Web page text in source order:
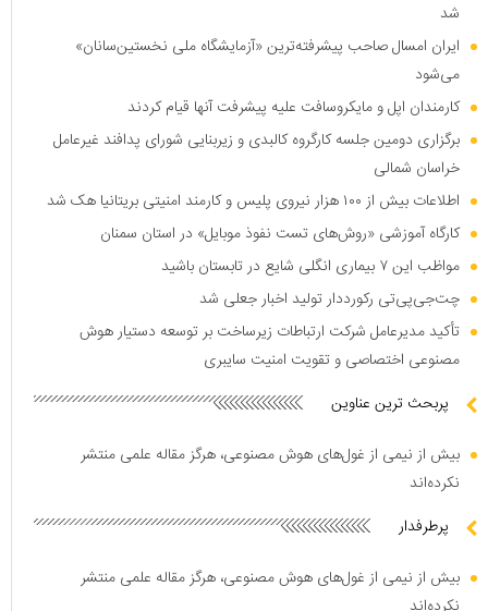
شد
ایران امسال صاحب پیشرفته‌ترین «آزمایشگاه ملی نخستین‌سانان»
می‌شود
کارمندان اپل و مایکروسافت علیه پیشرفت آنها قیام کردند
برگزاری دومین جلسه کارگروه کالبدی و زیربنایی شورای پدافند غیرعامل
خراسان شمالی
اطلاعات بیش از ۱۰۰ هزار نیروی پلیس و کارمند امنیتی بریتانیا هک شد
کارگاه آموزشی «روش‌های تست نفوذ موبایل» در استان سمنان
مواظب این ۷ بیماری انگلی شایع در تابستان باشید
چت‌جی‌پی‌تی رکورددار تولید اخبار جعلی شد
تأکید مدیرعامل شرکت ارتباطات زیرساخت بر توسعه دستیار هوش
مصنوعی اختصاصی و تقویت امنیت سایبری
پربحث ترین عناوین
بیش از نیمی از غول‌های هوش مصنوعی، هرگز مقاله علمی منتشر
نکرده‌اند
پرطرفدار
بیش از نیمی از غول‌های هوش مصنوعی، هرگز مقاله علمی منتشر